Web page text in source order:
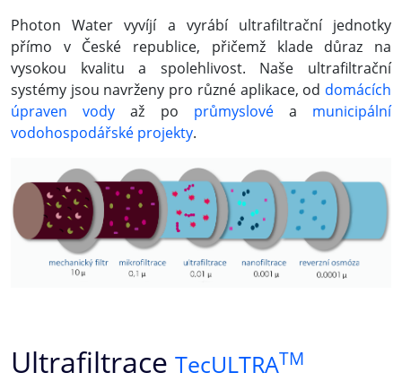
Photon Water vyvíjí a vyrábí ultrafiltrační jednotky
přímo v České republice, přičemž klade důraz na
vysokou kvalitu a spolehlivost. Naše ultrafiltrační
systémy jsou navrženy pro různé aplikace, od domácích
úpraven vody až po průmyslovéa municipální
vodohospodářské projekty.
Ultrafiltrace TecULTRATM